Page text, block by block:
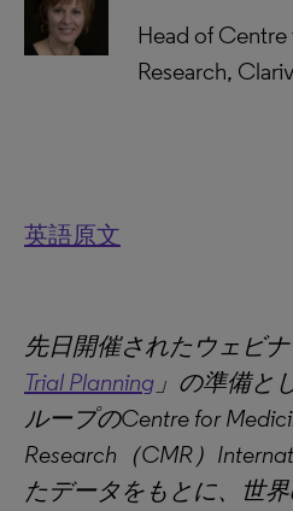
Head of
Research,
英語原文
先日開催されたウェビ
Trial Planning 」の準備と
ループのCentre for
Research（CMR）
たデータをもとに、世